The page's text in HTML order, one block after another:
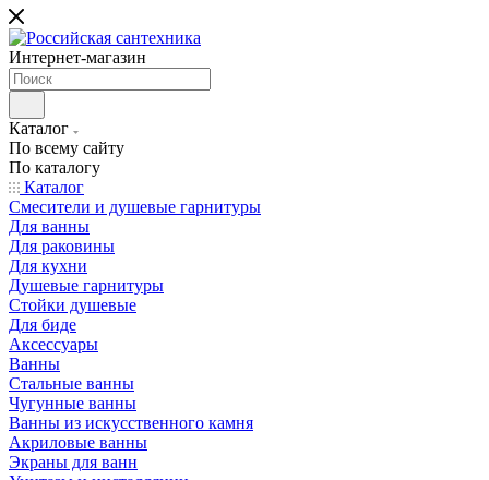
Интернет-магазин
Каталог
По всему сайту
По каталогу
Каталог
Смесители и душевые гарнитуры
Для ванны
Для раковины
Для кухни
Душевые гарнитуры
Стойки душевые
Для биде
Аксессуары
Ванны
Стальные ванны
Чугунные ванны
Ванны из искусственного камня
Акриловые ванны
Экраны для ванн